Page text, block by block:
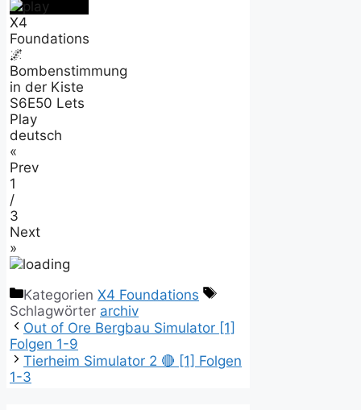
X4
Foundations
🌌
Bombenstimmung
in der Kiste
S6E50 Lets
Play
deutsch
«
Prev
1
/
3
Next
»
Kategorien X4 Foundations
Schlagwörter archiv
Out of Ore Bergbau Simulator [1]
Folgen 1-9
Tierheim Simulator 2 🔴 [1] Folgen
1-3